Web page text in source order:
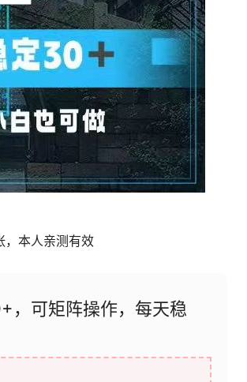
本人亲测有效
，可矩阵操作，每天稳